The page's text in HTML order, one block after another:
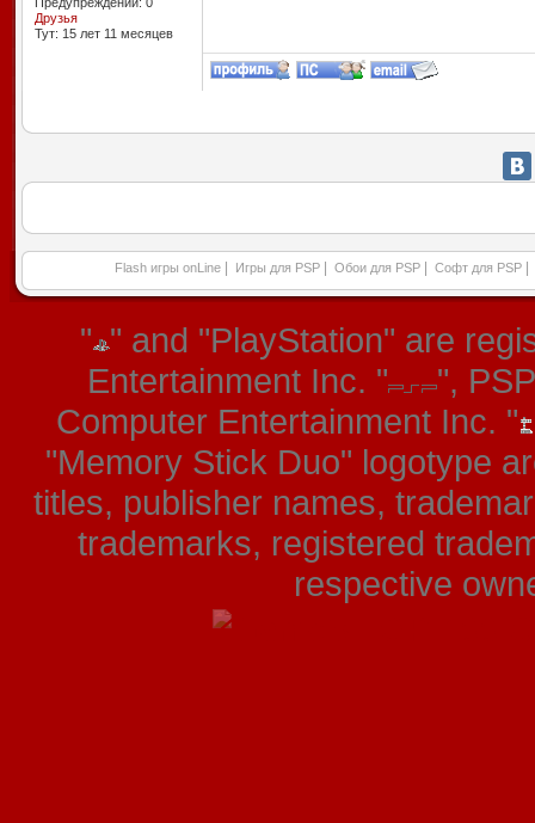
Друзья
Тут: 15 лет 11 месяцев
Flash игры onLine Игры для PSP Обои для PSP Софт для PSP
" " and "PlayStation" are
Entertainment Inc. "
",
Computer Entertainment Inc. "
"Memory Stick Duo" logotype
titles, publisher names,
trademarks, registered
respective